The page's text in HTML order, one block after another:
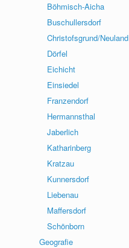
Böhmisch-Aicha
Buschullersdorf
Christofsgrund/Neuland
Dörfel
Eichicht
Einsiedel
Franzendorf
Hermannsthal
Jaberlich
Katharinberg
Kratzau
Kunnersdorf
Liebenau
Maffersdorf
Schönborn
Geografie